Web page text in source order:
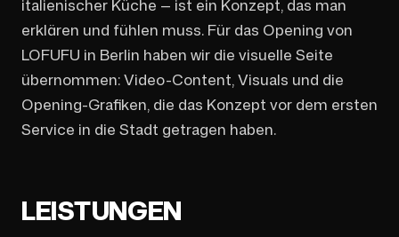
erklären und fühlen muss. Für das Opening von
LOFUFU in Berlin haben wir die visuelle Seite
übernommen: Video-Content, Visuals und die
Opening-Grafiken, die das Konzept vor dem ersten
Service in die Stadt getragen haben.
LEISTUNGEN